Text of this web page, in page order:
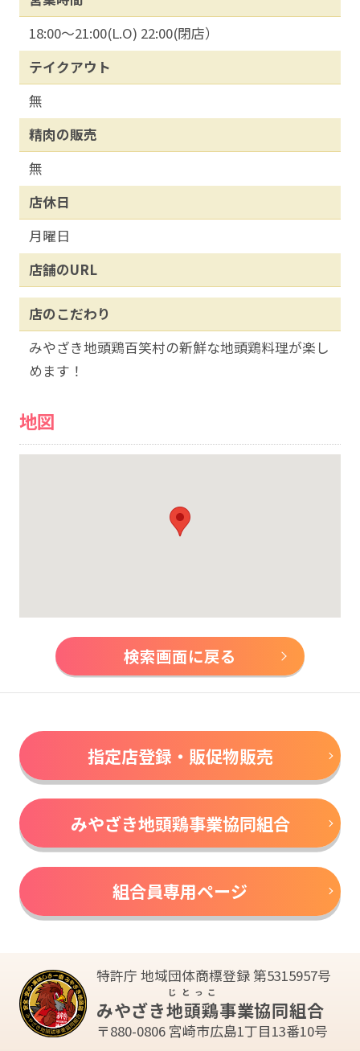
18:00～21:00(L.O) 22:00(閉店）
テイクアウト
無
精肉の販売
無
店休日
月曜日
店舗のURL
店のこだわり
みやざき地頭鶏百笑村の新鮮な地頭鶏料理が楽し
めます！
地図
検索画面に戻る
指定店登録・販促物販売
みやざき地頭鶏事業協同組合
組合員専用ページ
特許庁 地域団体商標登録 第5315957号
みやざき地頭鶏
じとっこ
事業協同組合
〒880-0806 宮崎市広島1丁目13番10号